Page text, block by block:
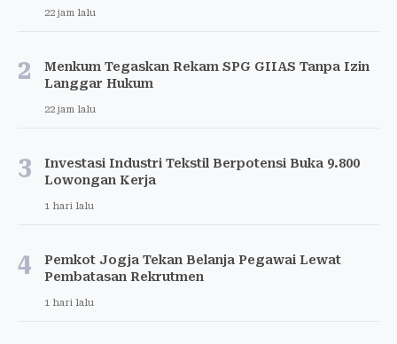
22 jam lalu
2
Menkum Tegaskan Rekam SPG GIIAS Tanpa Izin
Langgar Hukum
22 jam lalu
3
Investasi Industri Tekstil Berpotensi Buka 9.800
Lowongan Kerja
1 hari lalu
4
Pemkot Jogja Tekan Belanja Pegawai Lewat
Pembatasan Rekrutmen
1 hari lalu